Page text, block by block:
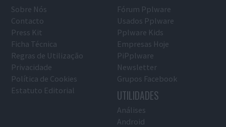
Sobre Nós
Contacto
Press Kit
Ficha Técnica
Regras de Utilização
Privacidade
Política de Cookies
Estatuto Editorial
Fórum Pplware
Usados Pplware
Pplware Kids
Empresas Hoje
PiPplware
Newsletter
Grupos Facebook
UTILIDADES
Análises
Android